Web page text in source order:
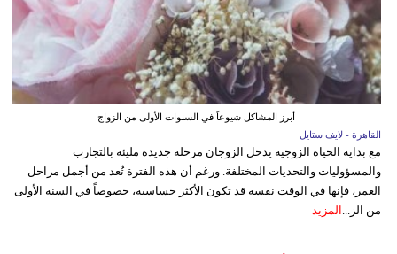
أبرز المشاكل شيوعاً في السنوات الأولى من الزواج
القاهرة - لايف ستايل
مع بداية الحياة الزوجية يدخل الزوجان مرحلة جديدة مليئة بالتجارب
والمسؤوليات والتحديات المختلفة. ورغم أن هذه الفترة تُعد من أجمل مراحل
العمر، فإنها في الوقت نفسه قد تكون الأكثر حساسية، خصوصاً في السنة الأولى
من الز...
المزيد